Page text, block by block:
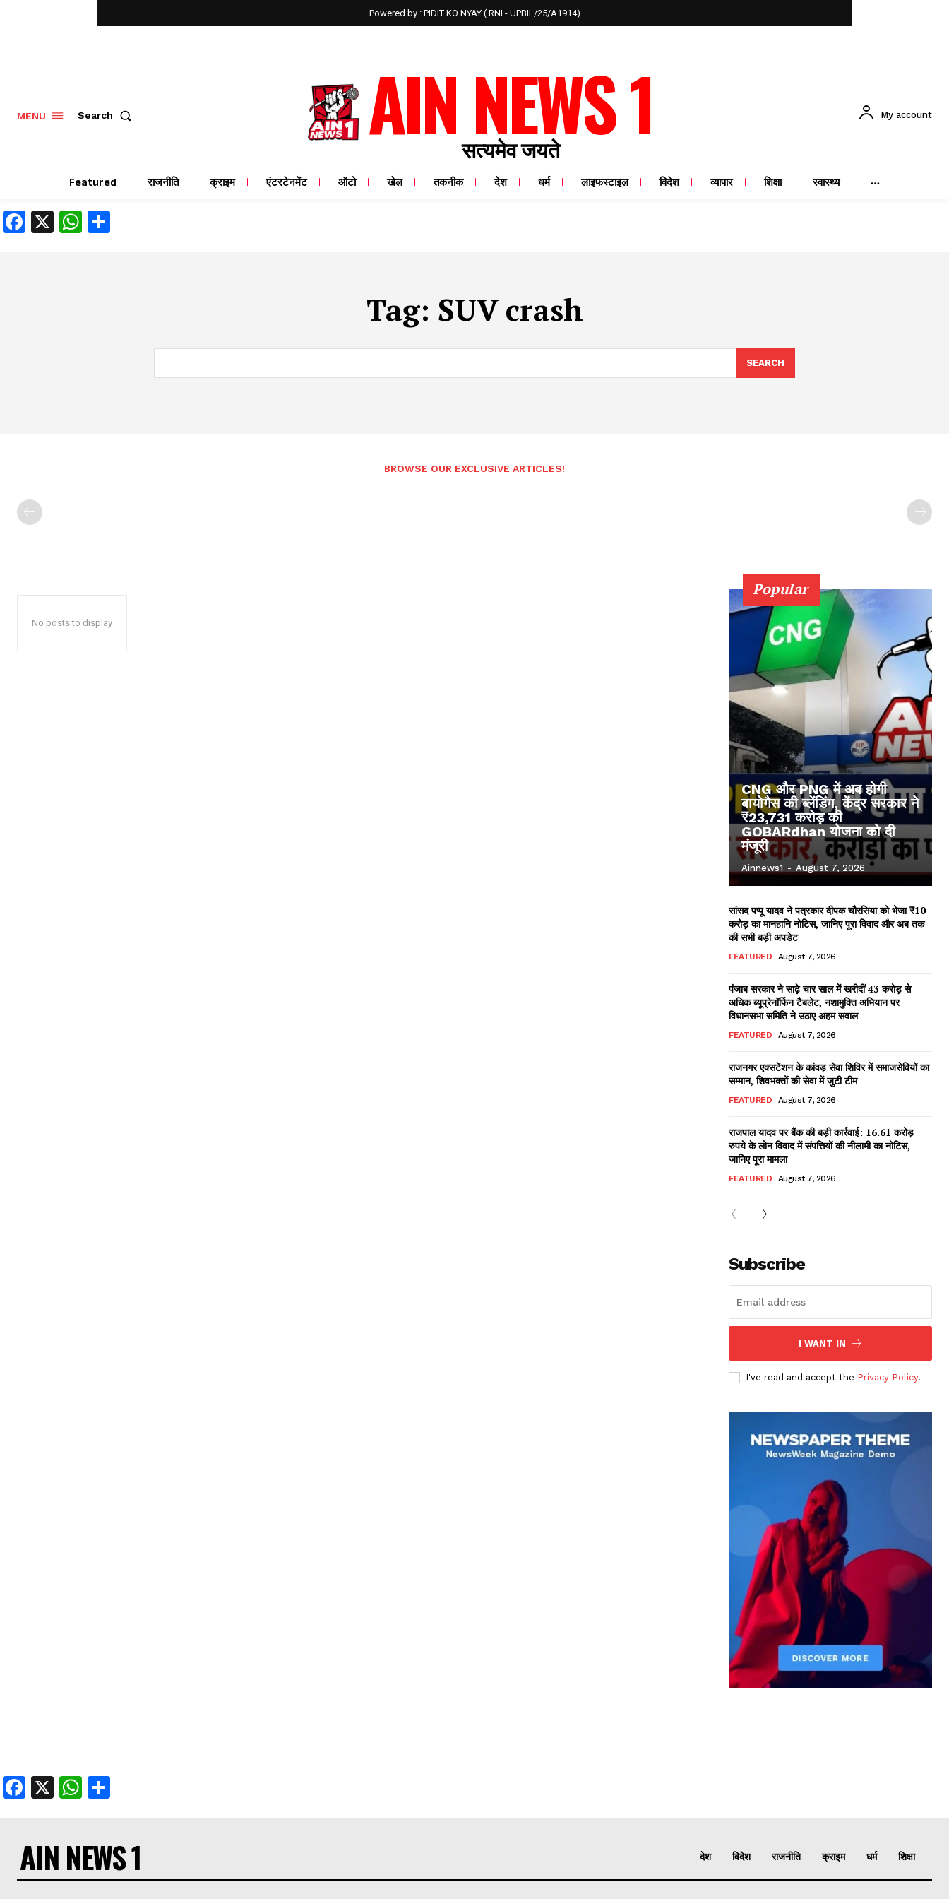
Powered by : PIDIT KO NYAY ( RNI - UPBIL/25/A1914)
MENU Search AIN NEWS 1
सत्यमेव जयते
My account
Featured राजनीति क्राइम एंटरटेनमेंट ऑटो खेल तकनीक देश धर्म लाइफस्टाइल विदेश व्यापार शिक्षा स्वास्थ्य
Facebook
X WhatsApp
Tag: SUV crash
SEARCH
BROWSE OUR EXCLUSIVE ARTICLES!
No posts to display
Popular
CNG और PNG में अब होगी
बायोगैस की ब्लेंडिंग, केंद्र सरकार ने
₹23,731 करोड़ की
GOBARdhan योजना को दी
मंजूरी
Ainnews1 - August 7, 2026
सांसद पप्पू यादव ने पत्रकार दीपक चौरसिया को भेजा ₹10
करोड़ का मानहानि नोटिस, जानिए पूरा विवाद और अब तक
की सभी बड़ी अपडेट
FEATURED August 7, 2026
पंजाब सरकार ने साढ़े चार साल में खरीदीं 43 करोड़ से
अधिक ब्यूप्रेनॉर्फिन टैबलेट, नशामुक्ति अभियान पर
विधानसभा समिति ने उठाए अहम सवाल
FEATURED August 7, 2026
राजनगर एक्सटेंशन के कांवड़ सेवा शिविर में समाजसेवियों का
सम्मान, शिवभक्तों की सेवा में जुटी टीम
FEATURED August 7, 2026
राजपाल यादव पर बैंक की बड़ी कार्रवाई: 16.61 करोड़
रुपये के लोन विवाद में संपत्तियों की नीलामी का नोटिस,
जानिए पूरा मामला
FEATURED August 7, 2026
Subscribe
I WANT IN
I've read and accept the Privacy Policy.
Facebook
X WhatsApp
AIN NEWS 1 देश विदेश राजनीति क्राइम धर्म शिक्षा